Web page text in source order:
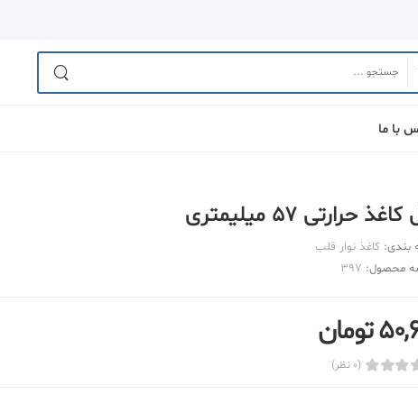
با ما
حرارتی 57 میلیمتری
بندی: کاغذ نوار قلب
محصول: 397
تومان
(0 نظر)